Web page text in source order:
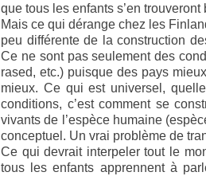
que tous les enfants s’en
Mais ce qui dérange chez les
peu différente de la construction
Ce ne sont pas seulement des
rased, etc.) puisque des pays
mieux. Ce qui est universel,
conditions, c’est comment se
vivants de l’espèce humaine
conceptuel. Un vrai problème de
Ce qui devrait interpeler tout le
tous les enfants apprennent à